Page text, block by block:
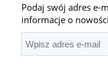
Podaj swój adres e-
informacje o